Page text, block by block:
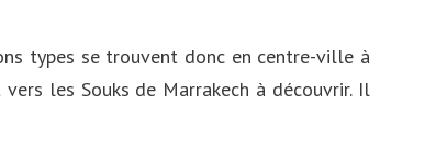
types se trouvent donc en centre-ville à
les Souks de Marrakech à découvrir. Il